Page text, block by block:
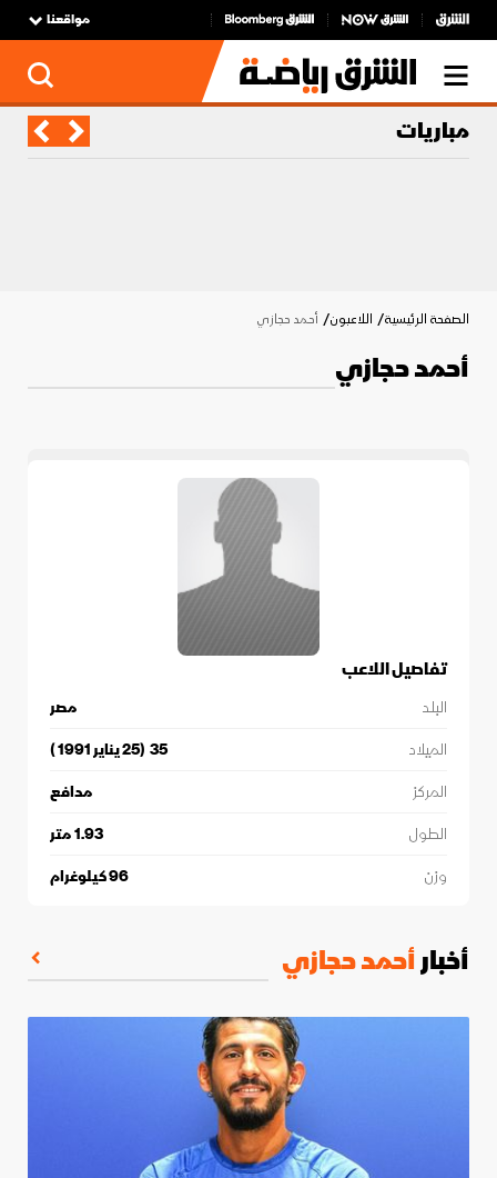
مواقعنا
مباريات
الصفحة الرئيسية اللاعبون أحمد حجازي
أحمد حجازي
تفاصيل اللاعب
مصر
البلد
35
(25 يناير 1991 )
الميلاد
مدافع
المركز
1.93متر
الطول
96كيلوغرام وزن
أخبارأحمد حجازي